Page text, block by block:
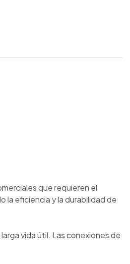
que requieren el
la eficiencia y la durabilidad de
vida útil. Las conexiones de